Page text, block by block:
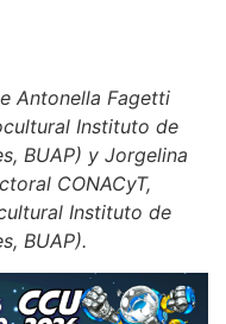
Antonella Fagetti
Instituto de
BUAP) y Jorgelina
CONACyT,
Instituto de
BUAP).